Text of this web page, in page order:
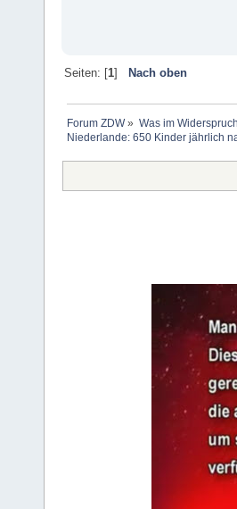
Seiten: [1] Nach oben
Forum ZDW» Was im
Niederlande: 650 Kinder jährlich